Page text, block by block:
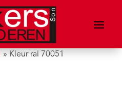
» Kleur ral 70051